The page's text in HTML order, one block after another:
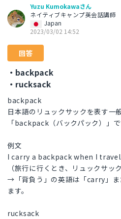
Yuzu Kumokawaさん
ネイティブキャンプ英会話講師
Japan
2023/03/02 14:52
回答
・backpack
・rucksack
backpack
日本語のリュックサックを表す一
「backpack（バックパック）」で
例文
I carry a backpack when I travel.
（旅行に行くとき、リュックサッ
→「背負う」の英語は「carry」
ます。
rucksack